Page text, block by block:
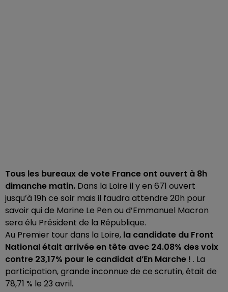
Tous les bureaux de vote France ont ouvert à 8h
dimanche matin. Dans la Loire il y en 671 ouvert
jusqu’à 19h ce soir mais il faudra attendre 20h pour
savoir qui de Marine Le Pen ou d’Emmanuel Macron
sera élu Président de la République.
Au Premier tour dans la Loire, la candidate du Front
National était arrivée en tête avec 24.08% des voix
contre 23,17% pour le candidat d’En Marche ! . La
participation, grande inconnue de ce scrutin, était de
78,71 % le 23 avril.